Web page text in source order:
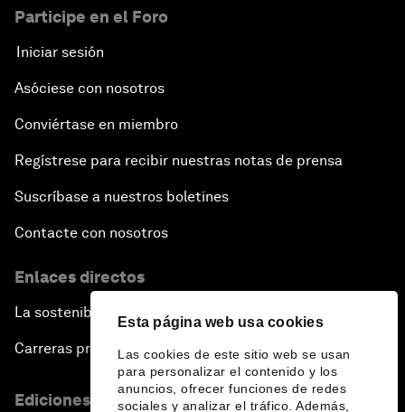
Esta página web usa cookies
Las cookies de este sitio web se usan
para personalizar el contenido y los
anuncios, ofrecer funciones de redes
sociales y analizar el tráfico. Además,
Participe en el Foro
Iniciar sesión
Asóciese con nosotros
Conviértase en miembro
Regístrese para recibir nuestras notas de prensa
Suscríbase a nuestros boletines
Contacte con nosotros
Enlaces directos
La sostenibilidad en el Foro
Carreras profesionales
Ediciones en otros idiomas